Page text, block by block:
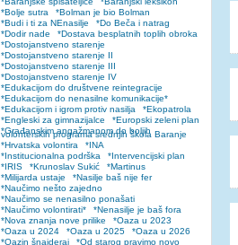
*Bolje sutra
*Bolman je bio Bolman
*Budi i ti za NEnasilje
*Do Beča i natrag
*Dodir nade
*Dostava besplatnih toplih obroka
*Dostojanstveno starenje
*Dostojanstveno starenje II
*Dostojanstveno starenje III
*Dostojanstveno starenje IV
*Edukacijom do društvene reintegracije
*Edukacijom do nenasilne komunikacije*
*Edukacijom i igrom protiv nasilja
*Ekopatrola
*Engleski za gimnazijalce
*Europski zeleni plan
*Građanskim angažmanom do boljih
volonterskih programa srednjih škola Baranje
*Hrvatska volontira
*INA
*Institucionalna podrška
*Intervencijski plan
*IRIS
*Krunoslav Sukić
*Martinus
*Milijarda ustaje
*Nasilje baš nije fer
*Naučimo nešto zajedno
*Naučimo se nenasilno ponašati
*Naučimo volontirati*
*Nenasilje je baš fora
*Nova znanja nove prilike
*Oaza u 2023
*Oaza u 2024
*Oaza u 2025
*Oaza u 2026
*Oazin šnajderaj
*Od starog pravimo novo